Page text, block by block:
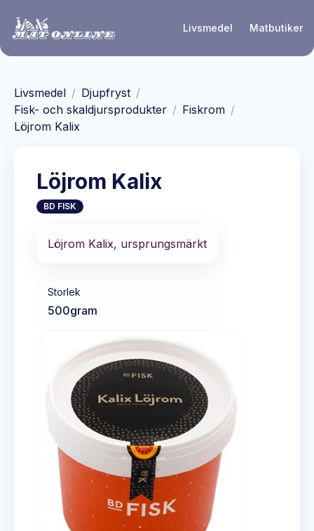
Livsmedel Matbutiker
Livsmedel / Djupfryst /
Fisk- och skaldjursprodukter / Fiskrom /
Löjrom Kalix
Löjrom Kalix
BD FISK
Löjrom Kalix, ursprungsmärkt
Storlek
500gram